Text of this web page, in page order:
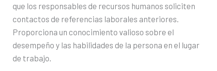
que los responsables de recursos humanos soliciten
contactos de referencias laborales anteriores.
Proporciona un conocimiento valioso sobre el
desempeño y las habilidades de la persona en el lugar
de trabajo.